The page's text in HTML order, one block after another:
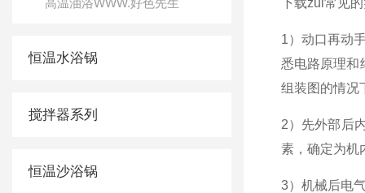
高温油浴WWW.好色先生
恒温水浴锅
搅拌器系列
恒温沙浴锅
下载zui常见
1）动口再动手
悉电路原理和
组装图的情况下
2）先外部后
素，确定为
3）机械后电